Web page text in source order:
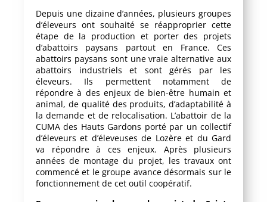
Depuis une dizaine d’années, plusieurs groupes
d’éleveurs ont souhaité se réapproprier cette
étape de la production et porter des projets
d’abattoirs paysans partout en France. Ces
abattoirs paysans sont une vraie alternative aux
abattoirs industriels et sont gérés par les
éleveurs. Ils permettent notamment de
répondre à des enjeux de bien-être humain et
animal, de qualité des produits, d’adaptabilité à
la demande et de relocalisation. L’abattoir de la
CUMA des Hauts Gardons porté par un collectif
d’éleveurs et d’éleveuses de Lozère et du Gard
va répondre à ces enjeux. Après plusieurs
années de montage du projet, les travaux ont
commencé et le groupe avance désormais sur le
fonctionnement de cet outil coopératif.